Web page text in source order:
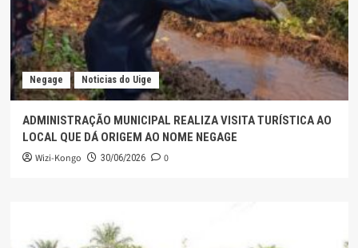
Negage Noticias do Uige
ADMINISTRAÇÃO MUNICIPAL REALIZA VISITA TURÍSTICA AO
LOCAL QUE DÁ ORIGEM AO NOME NEGAGE
Wizi-Kongo 30/06/2026 0